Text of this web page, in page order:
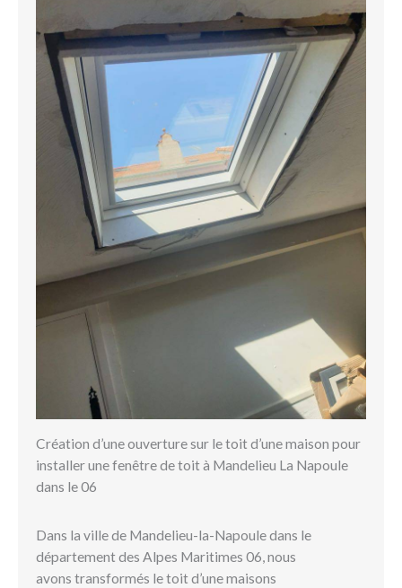
Création d’une ouverture sur le toit d’une maison pour
installer une fenêtre de toit à Mandelieu La Napoule
dans le 06
Dans la ville de Mandelieu-la-Napoule dans le
département des Alpes Maritimes 06, nous
avons transformés le toit d’une maisons